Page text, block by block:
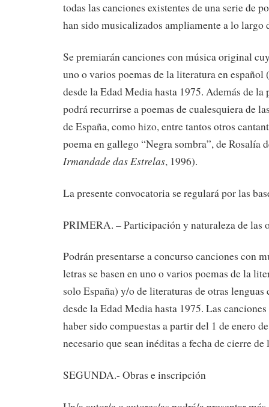
todas las canciones existentes de una serie de
han sido musicalizados ampliamente a lo largo
Se premiarán canciones con música original
uno o varios poemas de la literatura en español
desde la Edad Media hasta 1975. Además de la
podrá recurrirse a poemas de cualesquiera de
de España, como hizo, entre tantos otros
poema en gallego “Negra sombra”, de Rosalía
Irmandade das Estrelas, 1996).
La presente convocatoria se regulará por las
PRIMERA. – Participación y naturaleza de las
Podrán presentarse a concurso canciones con
letras se basen en uno o varios poemas de la
solo España) y/o de literaturas de otras lenguas
desde la Edad Media hasta 1975. Las
haber sido compuestas a partir del 1 de enero
necesario que sean inéditas a fecha de cierre
SEGUNDA.- Obras e inscripción